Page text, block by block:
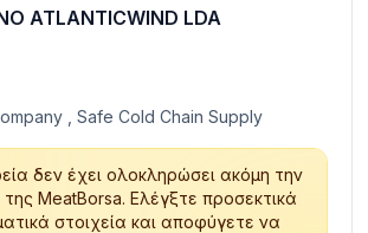
ATLANTICWIND LDA
, Safe Cold Chain Supply
δεν έχει ολοκληρώσει ακόμη την
MeatBorsa. Ελέγξτε προσεκτικά
στοιχεία και αποφύγετε να